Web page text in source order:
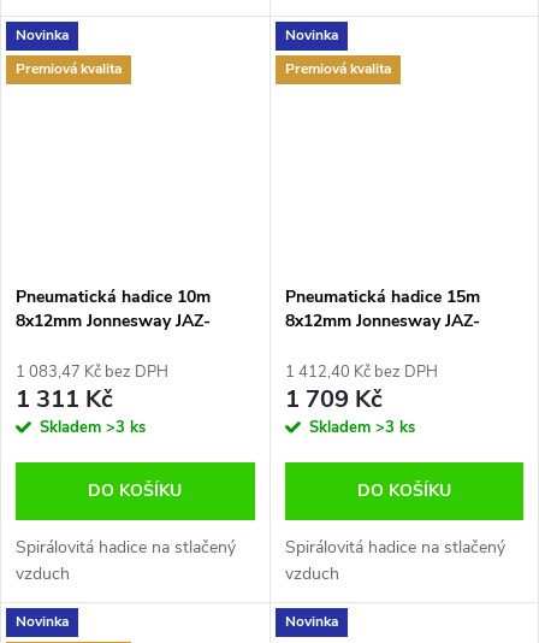
Novinka
Premiová kvalita
Pneumatická hadice 10m
8x12mm Jonnesway JAZ-
1 083,47 Kč bez DPH
1 311 Kč
Skladem >3 ks
DO KOŠÍKU
Spirálovitá hadice na stlačený
vzduch
Novinka
Premiová kvalita
Pneumatická hadice 15m
8x12mm Jonnesway JAZ-
1 412,40 Kč bez DPH
1 709 Kč
Skladem >3 ks
DO KOŠÍKU
Spirálovitá hadice na stlačený
vzduch
Novinka
Novinka